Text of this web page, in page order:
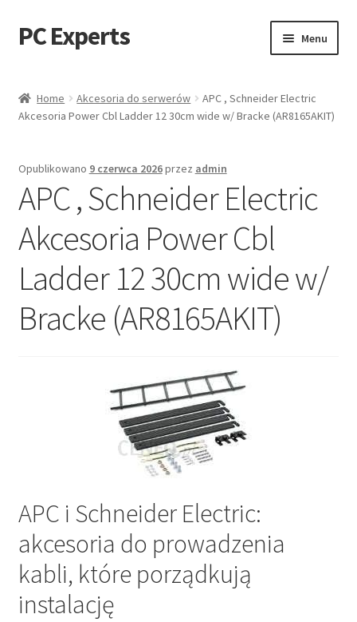
Przejdź
do
Przejdź
do
PC Experts Menu
Blog
Home Akcesoria do serwerów
APC , Schneider Electric
Akcesoria Power Cbl Ladder 12 30cm wide w/ Bracke (AR8165AKIT)
Opublikowano 9 czerwca 2026przez admin
APC , Schneider Electric
Akcesoria Power Cbl
Ladder 12 30cm wide w/
Bracke (AR8165AKIT)
APC i Schneider Electric:
akcesoria do prowadzenia
kabli, które porządkują
instalację